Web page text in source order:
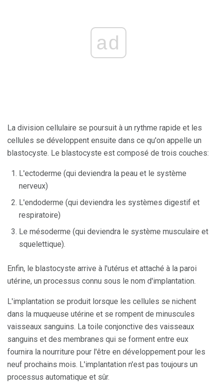
ad
La division cellulaire se poursuit à un rythme rapide et les
cellules se développent ensuite dans ce qu'on appelle un
blastocyste. Le blastocyste est composé de trois couches:
L'ectoderme (qui deviendra la peau et le système
nerveux)
L'endoderme (qui deviendra les systèmes digestif et
respiratoire)
Le mésoderme (qui deviendra le système musculaire et
squelettique).
Enfin, le blastocyste arrive à l'utérus et attaché à la paroi
utérine, un processus connu sous le nom d'implantation.
L'implantation se produit lorsque les cellules se nichent
dans la muqueuse utérine et se rompent de minuscules
vaisseaux sanguins. La toile conjonctive des vaisseaux
sanguins et des membranes qui se forment entre eux
fournira la nourriture pour l'être en développement pour les
neuf prochains mois. L'implantation n'est pas toujours un
processus automatique et sûr.